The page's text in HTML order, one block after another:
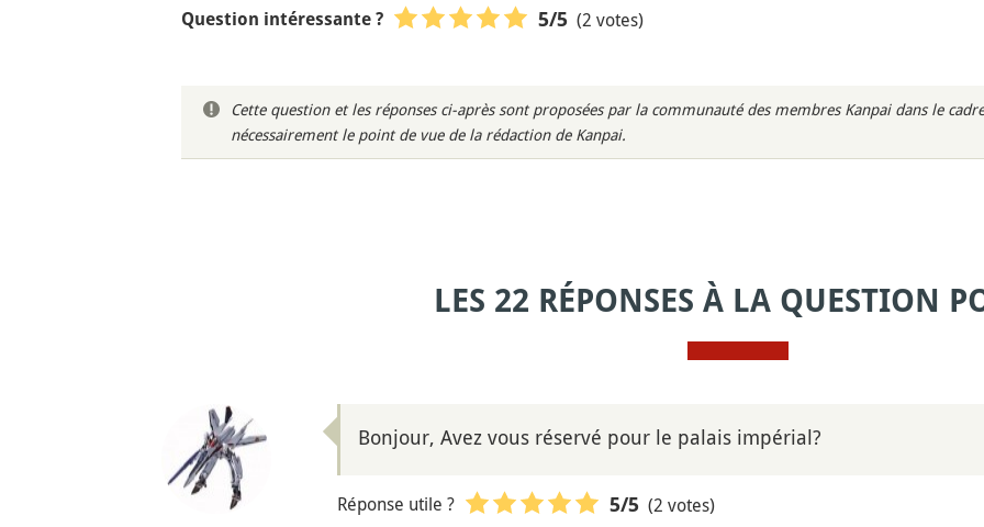
Question intéressante ? 5/5 (2 votes)
Cette question et les réponses ci-après sont proposées par la communauté des membres Kanpai dans le
nécessairement le point de vue de la rédaction de Kanpai.
LES 22 RÉPONSES À LA QUESTION
Bonjour, Avez vous réservé pour le palais impérial?
Réponse utile ? 5/5 (2 votes)